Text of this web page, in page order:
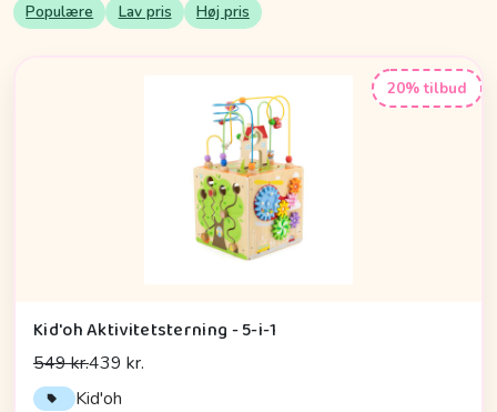
Populære Lav pris Høj pris
20% tilbud
Kid'oh Aktivitetsterning - 5-i-1
549 kr.439 kr.
Kid'oh